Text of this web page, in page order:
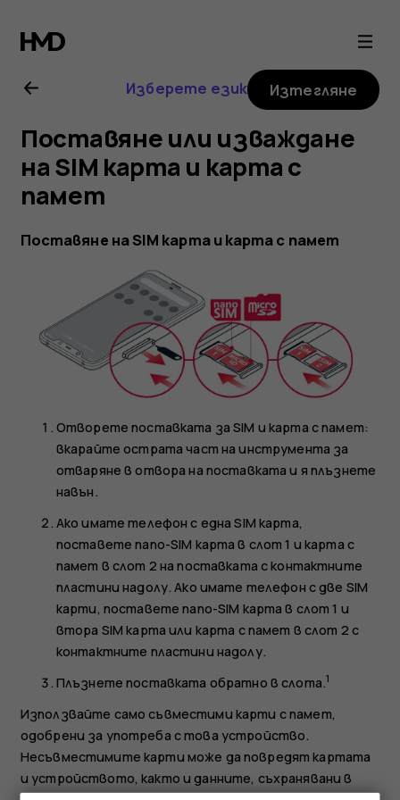
Ръководство
на
потребителя
за
Nokia
Изберете език Изтегляне
Поставяне или изваждане
на SIM карта и карта с
памет
Поставяне на SIM карта и карта с памет
Отворете поставката за SIM и карта с памет:
вкарайте острата част на инструмента за
отваряне в отвора на поставката и я плъзнете
навън.
Ако имате телефон с една SIM карта,
поставете nano-SIM карта в слот 1 и карта с
памет в слот 2 на поставката с контактните
пластини надолу. Ако имате телефон с две SIM
карти, поставете nano-SIM карта в слот 1 и
втора SIM карта или карта с памет в слот 2 с
контактните пластини надолу.
Плъзнете поставката обратно в слота.1
Използвайте само съвместими карти с памет,
одобрени за употреба с това устройство.
Несъвместимите карти може да повредят картата
и устройството, както и данните, съхранявани в